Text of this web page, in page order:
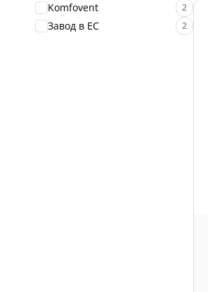
Komfovent 2
Завод в ЕС 2